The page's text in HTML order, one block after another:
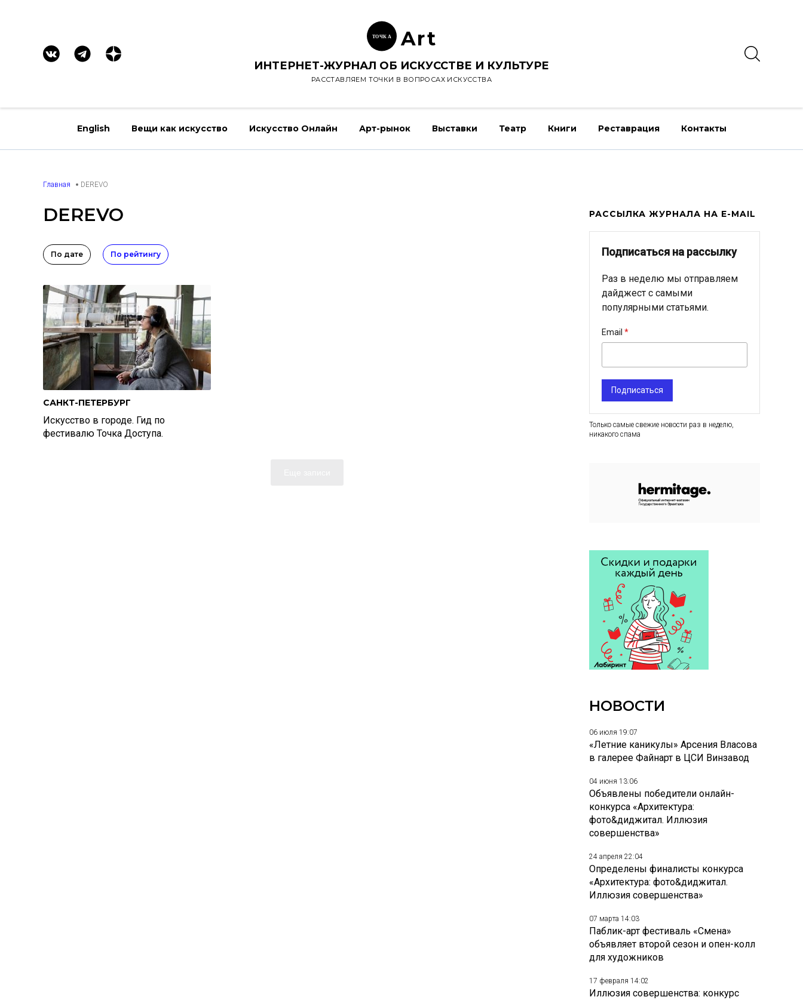
ТОЧК А Art
ИНТЕРНЕТ-ЖУРНАЛ ОБ ИСКУССТВЕ И КУЛЬТУРЕ
РАССТАВЛЯЕМ ТОЧКИ В ВОПРОСАХ ИСКУССТВА
English Вещи как искусство Искусство Онлайн Арт-рынок Выставки Театр Книги Реставрация Контакты
Главная DEREVO
DEREVO
По дате По рейтингу
САНКТ-ПЕТЕРБУРГ
Искусство в городе. Гид по
фестивалю Точка Доступа.
РАССЫЛКА ЖУРНАЛА НА E-MAIL
Подписаться на рассылку
Раз в неделю мы отправляем
дайджест с самыми
популярными статьями.
Email
Подписаться
Только самые свежие новости раз в неделю,
никакого спама
НОВОСТИ
06 июля 19:07
«Летние каникулы» Арсения Власова
в галерее Файнарт в ЦСИ Винзавод
04 июня 13:06
Объявлены победители онлайн-
конкурса «Архитектура:
фото&диджитал. Иллюзия
совершенства»
24 апреля 22:04
Определены финалисты конкурса
«Архитектура: фото&диджитал.
Иллюзия совершенства»
07 марта 14:03
Паблик-арт фестиваль «Смена»
объявляет второй сезон и опен-колл
для художников
17 февраля 14:02
Иллюзия совершенства: конкурс